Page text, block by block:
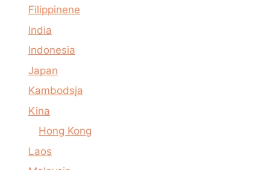
Filippinene
India
Indonesia
Japan
Kambodsja
Kina
Hong Kong
Laos